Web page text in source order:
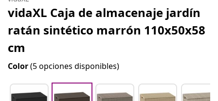
vidaXL Caja de almacenaje jardín
ratán sintético marrón 110x50x58
cm
Color(5 opciones disponibles)